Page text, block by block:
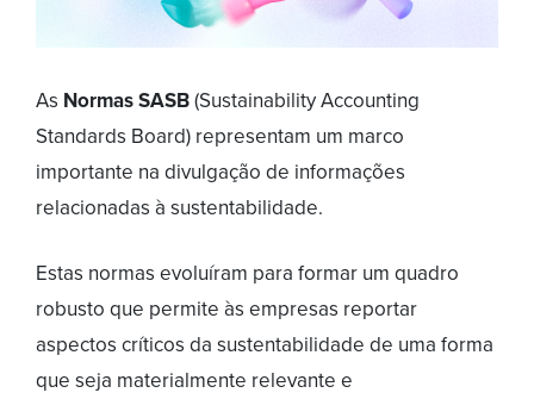
As Normas SASB(Sustainability Accounting
Standards Board) representam um marco
importante na divulgação de informações
relacionadas à sustentabilidade.
Estas normas evoluíram para formar um quadro
robusto que permite às empresas reportar
aspectos críticos da sustentabilidade de uma forma
que seja materialmente relevante e